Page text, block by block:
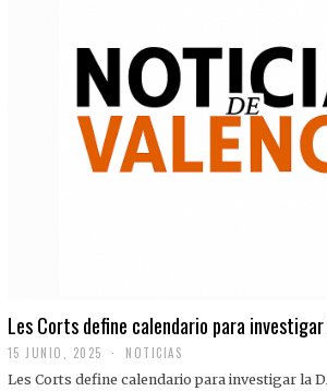
Les Corts define calendario para investigar
15 JUNIO, 2025 NOTICIAS
Les Corts define calendario para investigar la